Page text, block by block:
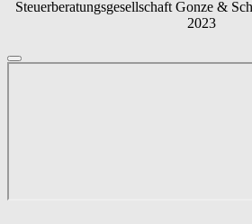
Steuerberatungsgesellschaft Gonze &
2023